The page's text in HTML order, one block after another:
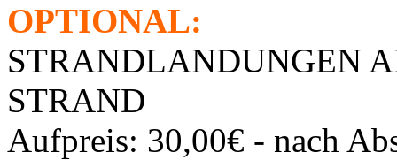
OPTIONAL:
STRANDLANDUNGEN
STRAND
Aufpreis: 30,00€ - nach